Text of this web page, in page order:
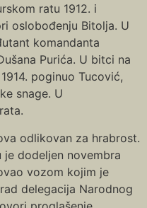
ratu 1912. i
oslobođenju Bitolja. U
komandanta
Purića. U bitci na
poginuo Tucović,
snage. U
odlikovan za hrabrost.
dodeljen novembra
vozom kojim je
delegacija Narodnog